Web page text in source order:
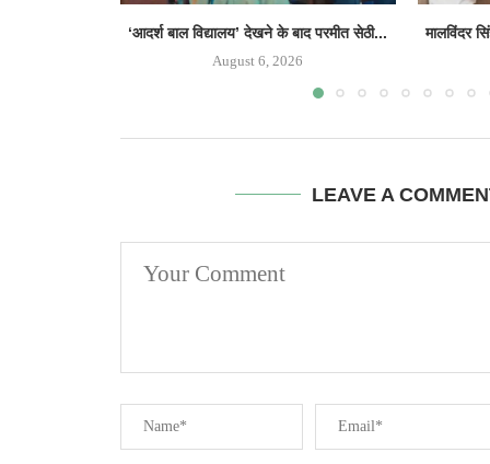
‘आदर्श बाल विद्यालय’ देखने के बाद परमीत सेठी...
August 6, 2026
मालविंदर
LEAVE A